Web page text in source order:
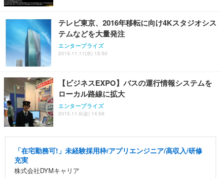
テレビ東京、2016年移転に向け4Kスタジオシス
テムなどを大量発注
エンタープライズ
2015.11.11(水) 15:50
【ビジネスEXPO】バスの運行情報システムを
ローカル路線に拡大
エンタープライズ
2015.11.6(金) 14:56
「在宅勤務可!」未経験採用枠/アプリエンジニア/高収入/研修
充実
株式会社DYMキャリア